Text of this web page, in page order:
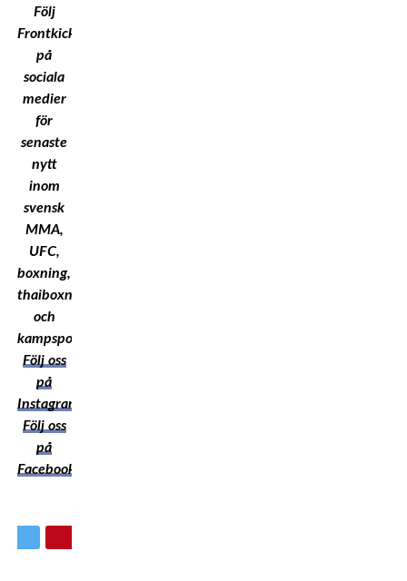
Följ
Frontkick.Online
på
sociala
medier
för
senaste
nytt
inom
svensk
MMA,
UFC,
boxning,
thaiboxning
och
kampsport!
Följ oss
på
Instagram
Följ oss
på
Facebook